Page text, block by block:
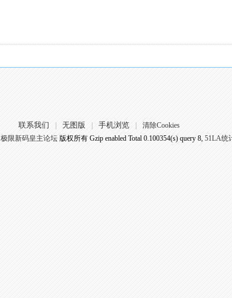
联系我们 无图版 手机浏览
清除Cookies
极限新码皇主论坛版权所有 Gzip enabled Total 0.100354(s) query 8, 51LA统